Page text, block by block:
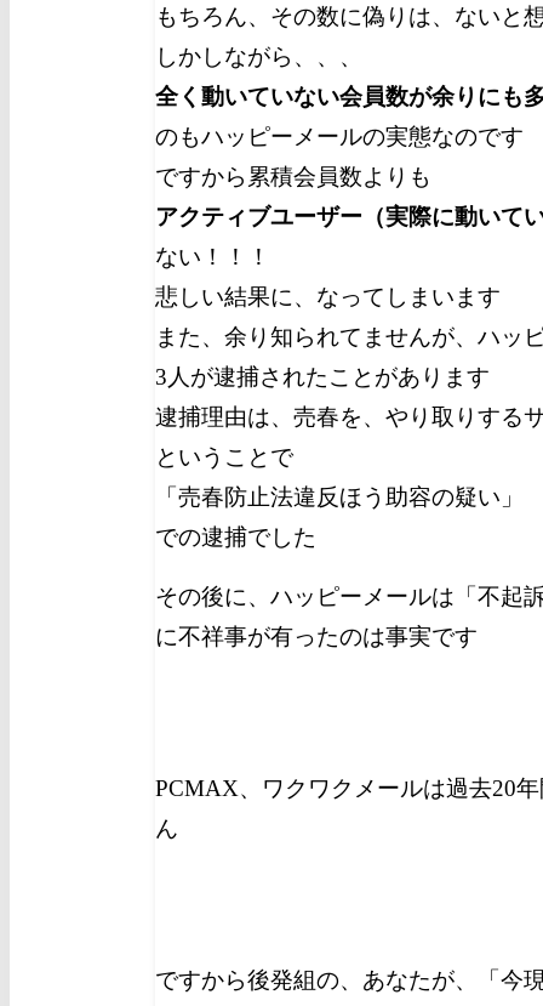
もちろん、その数に偽りは、ないと
しかしながら、、、
全く動いていない会員数が余りにも
のもハッピーメールの実態なのです
ですから累積会員数よりも
アクティブユーザー（実際に動いて
ない！！！
悲しい結果に、なってしまいます
また、余り知られてませんが、ハッ
3人が逮捕されたことがあります
逮捕理由は、売春を、やり取りする
ということで
「売春防止法違反ほう助容の疑い」
での逮捕でした
その後に、ハッピーメールは「不起
に不祥事が有ったのは事実です
PCMAX、ワクワクメールは過去20
ん
ですから後発組の、あなたが、「今